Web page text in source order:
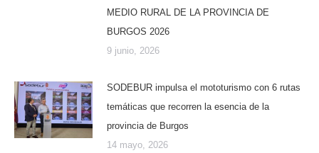
MEDIO RURAL DE LA PROVINCIA DE
BURGOS 2026
9 junio, 2026
SODEBUR impulsa el mototurismo con 6 rutas
temáticas que recorren la esencia de la
provincia de Burgos
14 mayo, 2026